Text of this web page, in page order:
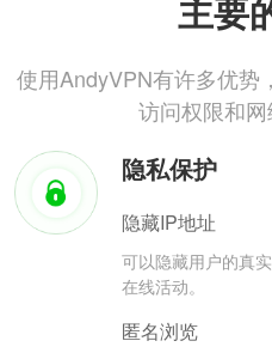
主要
使用AndyVPN有许多优势
访问权限和
隐私保护
隐藏IP地址
可以隐藏用户的真
在线活动。
匿名浏览